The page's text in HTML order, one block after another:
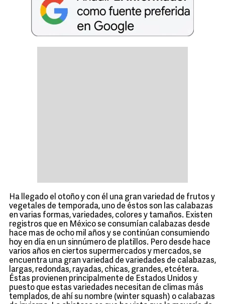
Ha llegado el otoño y con él una gran variedad de frutos y
vegetales de temporada, uno de éstos son las calabazas
en varias formas, variedades, colores y tamaños. Existen
registros que en México se consumían calabazas desde
hace mas de ocho mil años y se continúan consumiendo
hoy en día en un sinnúmero de platillos. Pero desde hace
varios años en ciertos supermercados y mercados, se
encuentra una gran variedad de variedades de calabazas,
largas, redondas, rayadas, chicas, grandes, etcétera.
Éstas provienen principalmente de Estados Unidos y
puesto que estas variedades necesitan de climas más
templados, de ahí su nombre (winter squash) o calabazas